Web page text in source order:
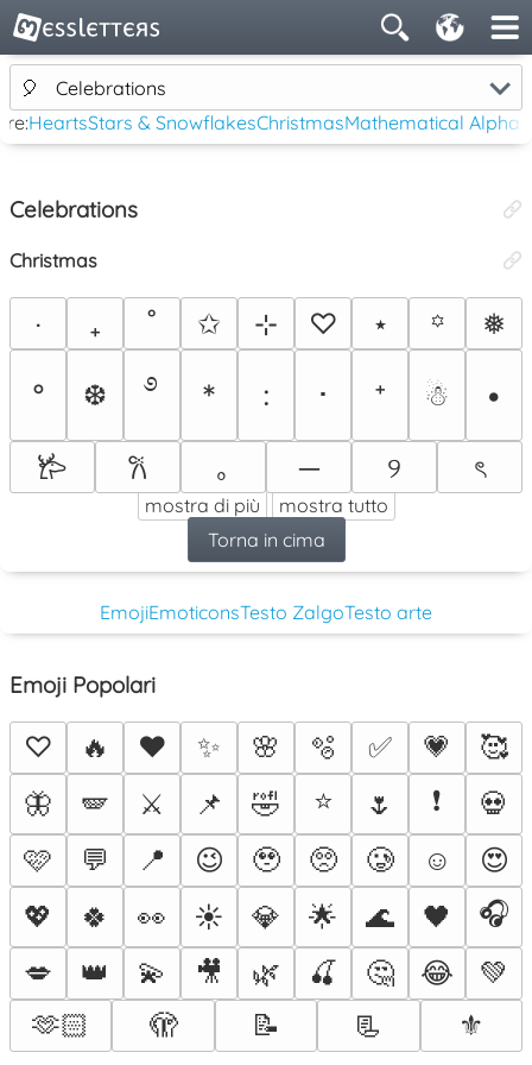
🎈
Celebrations
HeartsStars & SnowflakesChristmasMathematical
Celebrations
Christmas
‧ ₊ ˚ ✩ ⊹ ♡ ⋆ ꙳ ❅
° ❆ ࿔ * : ･ ⁺ ☃︎ •
𐂂 𐙚 ｡ ─ ୨ ৎ
mostra di più
mostra tutto
Torna in cima
EmojiEmoticonsTesto ZalgoTesto arte
Emoji Popolari
♡ 🔥 ❤️ ✨ 🌸 🫧 ✅ 💗
🥰
🦋
🪽 ⚔️ 📌 🤣 ⭐ 🌷 ❗
💀
🩷
💬 📍 😉 🥹 🥺 🥲 ☺️
😍
💖
🍀 👀 ☀️ 💎 🌟 🌊 🖤
🎧
💋
👑 💫 🎥 🌿 🍒 🤔 😂
💚
🫶🏻
🫣 📝 📃 ⚜️